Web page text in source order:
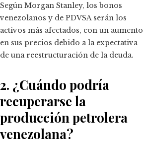
Según Morgan Stanley, los bonos
venezolanos y de PDVSA serán los
activos más afectados, con un aumento
en sus precios debido a la expectativa
de una reestructuración de la deuda.
2. ¿Cuándo podría
recuperarse la
producción petrolera
venezolana?